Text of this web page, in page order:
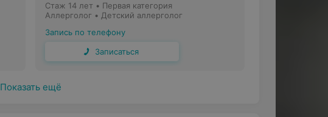
Стаж 14 лет • Первая категория
Аллерголог • Детский аллерголог
Запись по телефону
Записаться
Показать ещё